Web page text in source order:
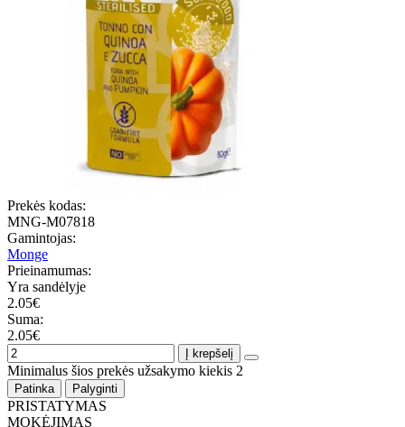
Prekės kodas:
MNG-M07818
Gamintojas:
Monge
Prieinamumas:
Yra sandėlyje
2.05€
Suma:
2.05€
Į krepšelį
Minimalus šios prekės užsakymo kiekis 2
Patinka Palyginti
PRISTATYMAS
MOKĖJIMAS